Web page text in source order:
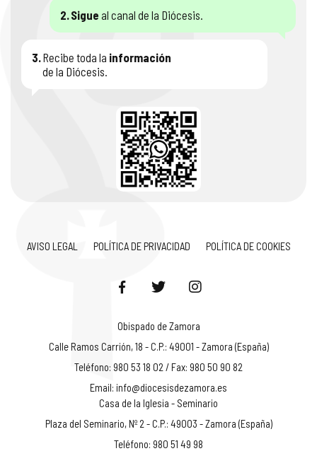
2.Sigue al canal de la Diócesis.
3.Recibe toda la información
de la Diócesis.
AVISO LEGAL POLÍTICA DE PRIVACIDAD POLÍTICA DE COOKIES
Obispado de Zamora
Calle Ramos Carrión, 18 - C.P.: 49001 - Zamora (España)
Teléfono: 980 53 18 02 / Fax: 980 50 90 82
Email: info@diocesisdezamora.es
Casa de la Iglesia - Seminario
Plaza del Seminario, Nº 2 - C.P.: 49003 - Zamora (España)
Teléfono: 980 51 49 98